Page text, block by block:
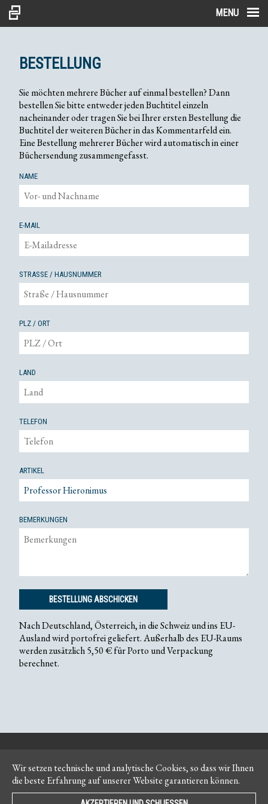
MENU
BESTELLUNG
Sie möchten mehrere Bücher auf einmal bestellen? Dann
bestellen Sie bitte entweder jeden Buchtitel einzeln
nacheinander oder tragen Sie bei Ihrer ersten Bestellung die
Buchtitel der weiteren Bücher in das Kommentarfeld ein.
Eine Bestellung mehrerer Bücher wird automatisch in einer
Büchersendung zusammengefasst.
NAME
E-MAIL
STRASSE / HAUSNUMMER
PLZ / ORT
LAND
TELEFON
ARTIKEL
BEMERKUNGEN
BESTELLUNG ABSCHICKEN
Nach Deutschland, Österreich, in die Schweiz und ins EU-
Ausland wird portofrei geliefert. Außerhalb des EU-Raums
werden zusätzlich 5,50 € für Porto und Verpackung
berechnet.
Wir setzen technische und analytische Cookies, so dass wir Ihnen
die beste Erfahrung auf unserer Website garantieren können.
Kontakt
Newsletter
Impressum
AGB